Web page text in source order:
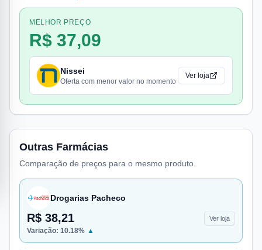
MELHOR PREÇO
R$ 37,09
Nissei
Oferta com menor valor no momento
Ver loja
Outras Farmácias
Comparação de preços para o mesmo produto.
Drogarias Pacheco
R$ 38,21 Ver loja
Variação: 10.18% ▲